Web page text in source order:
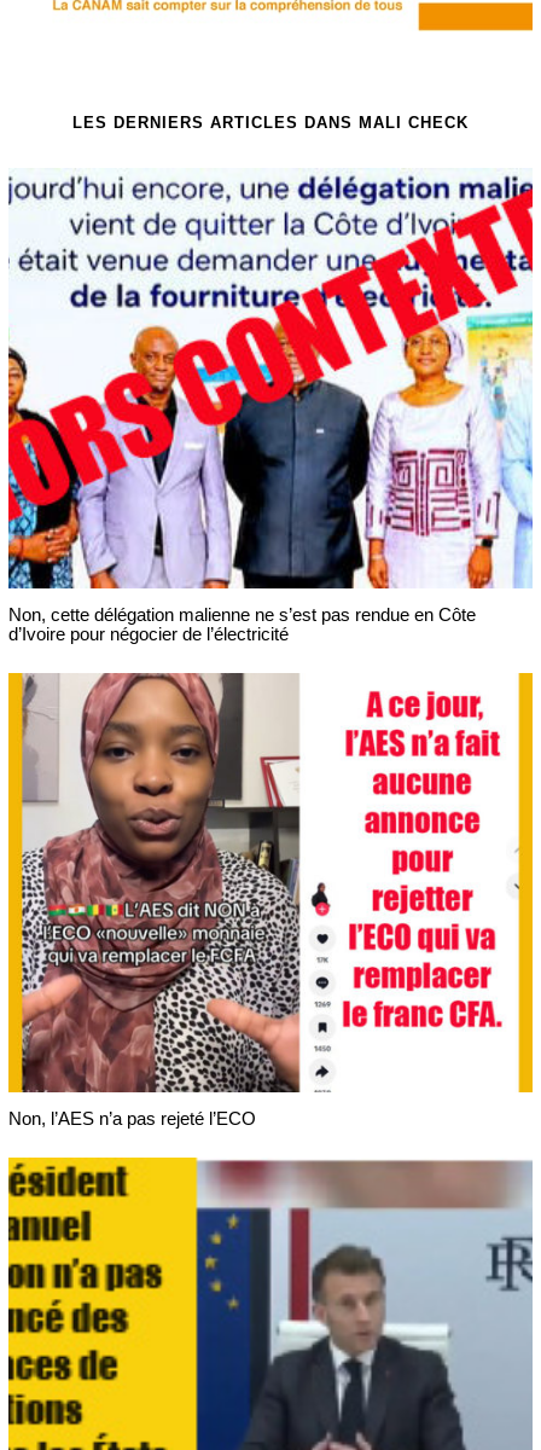
LES DERNIERS ARTICLES DANS MALI CHECK
Non, cette délégation malienne ne s’est pas rendue en Côte
d’Ivoire pour négocier de l’électricité
Non, l’AES n’a pas rejeté l’ECO